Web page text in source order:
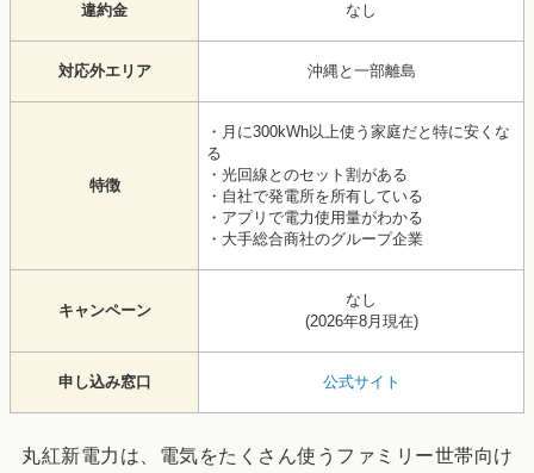
違約金 なし
対応外エリア 沖縄と一部離島
特徴
・月に300kWh以上使う家庭だと特に安くな
る
・光回線とのセット割がある
・自社で発電所を所有している
・アプリで電力使用量がわかる
・大手総合商社のグループ企業
キャンペーン
なし
(2026年8月 現在)
申し込み窓口 公式サイト
丸紅新電力は、電気をたくさん使うファミリー世帯向け